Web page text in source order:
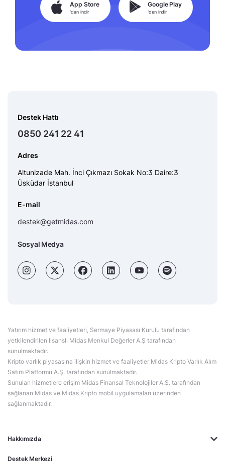
App Store
'dan indir
Google Play
'den indir
Hakkımızda
Destek Merkezi
Destek Hattı
0850 241 22 41
Adres
Altunizade Mah. İnci Çıkmazı Sokak No:3 Daire:3
Üsküdar İstanbul
E-mail
destek@getmidas.com
Sosyal Medya
Yatırım hizmet ve faaliyetleri, Sermaye Piyasası Kurulu tarafından
yetkilendirilen lisanslı Midas Menkul Değerler A.Ş tarafından
sunulmaktadır.
Kripto varlık piyasasına ilişkin hizmet ve faaliyetler Midas Kripto Varlık Alım
Satım Platformu A.Ş. tarafından sunulmaktadır.
Sunulan hizmetlere erişim Midas Finansal Teknolojiler A.Ş. tarafından
sağlanan Midas ve Midas Kripto mobil uygulamaları üzerinden
sağlanmaktadır.